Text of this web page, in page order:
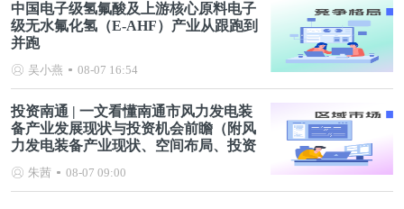
中国电子级氢氟酸及上游核心原料电子
级无水氟化氢（E-AHF）产业从跟跑到
并跑
吴小燕 08-07 16:54
投资南通 | 一文看懂南通市风力发电装
备产业发展现状与投资机会前瞻（附风
力发电装备产业现状、空间布局、投资
朱茜 08-07 09:00